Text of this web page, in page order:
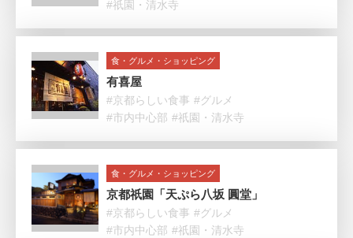
#祇園・清水寺
食・グルメ・ショッピング
有喜屋
#京都らしい食事 #グルメ
#市内中心部 #祇園・清水寺
食・グルメ・ショッピング
京都祇園「天ぷら八坂 圓堂」
#京都らしい食事 #グルメ
#市内中心部 #祇園・清水寺